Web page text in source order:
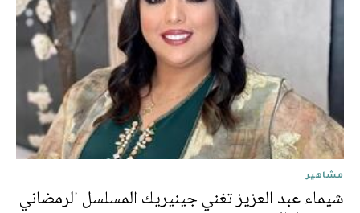
مشاهير
شيماء عبد العزيز تغني جينيريك المسلسل الرمضاني